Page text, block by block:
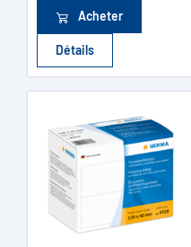
Acheter
Détails